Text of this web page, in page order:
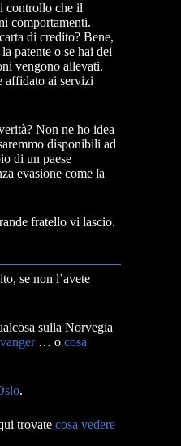
controllo che il
comportamenti.
di credito? Bene,
patente o se hai dei
vengono allevati.
affidato ai servizi
Non ne ho idea
disponibili ad
di un paese
evasione come la
fratello vi lascio.
se non l’avete
sulla Norvegia
… o cosa
.
trovate cosa vedere